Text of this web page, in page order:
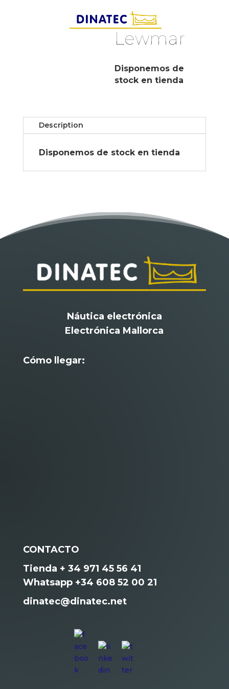
Lewmar
Disponemos de
stock en tienda
Description
Disponemos de stock en tienda
Náutica electrónica
Electrónica Mallorca
Cómo llegar:
CONTACTO
Tienda + 34 971 45 56 41
Whatsapp +34 608 52 00 21
dinatec@dinatec.net